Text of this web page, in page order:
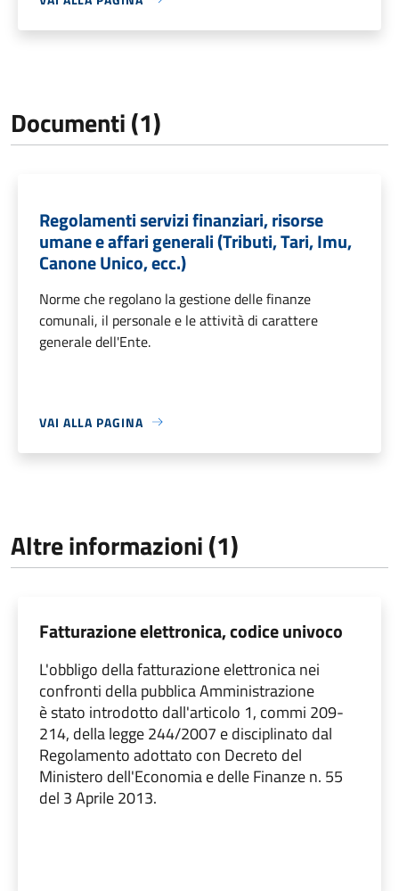
Documenti (1)
Regolamenti servizi finanziari, risorse
umane e affari generali (Tributi, Tari, Imu,
Canone Unico, ecc.)
Norme che regolano la gestione delle finanze
comunali, il personale e le attività di carattere
generale dell'Ente.
VAI ALLA PAGINA
Altre informazioni (1)
Fatturazione elettronica, codice univoco
L'obbligo della fatturazione elettronica nei
confronti della pubblica Amministrazione
è stato introdotto dall'articolo 1, commi 209-
214, della legge 244/2007 e disciplinato dal
Regolamento adottato con Decreto del
Ministero dell'Economia e delle Finanze n. 55
del 3 Aprile 2013.